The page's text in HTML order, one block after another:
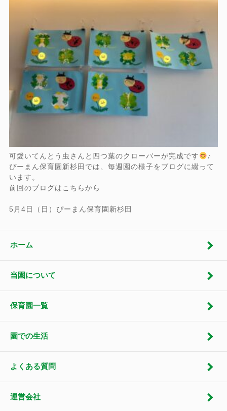
可愛いてんとう虫さんと四つ葉のクローバーが完成です
♪
ぴーまん保育園新杉田では、毎週園の様子をブログに綴って
います。
前回のブログはこちらから
5月4日（日）ぴーまん保育園新杉田
ホーム
当園について
保育園一覧
園での生活
よくある質問
運営会社